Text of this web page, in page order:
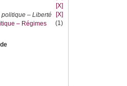
[X]
– Liberté
[X]
– Régimes
(1)